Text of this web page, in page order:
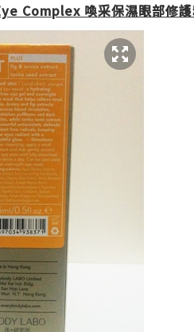
Complex 喚采保濕眼部修